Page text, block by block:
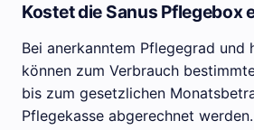
Kostet die Sanus Pflegebox
Bei anerkanntem Pflegegrad und
können zum Verbrauch
bis zum gesetzlichen
Pflegekasse abgerechnet